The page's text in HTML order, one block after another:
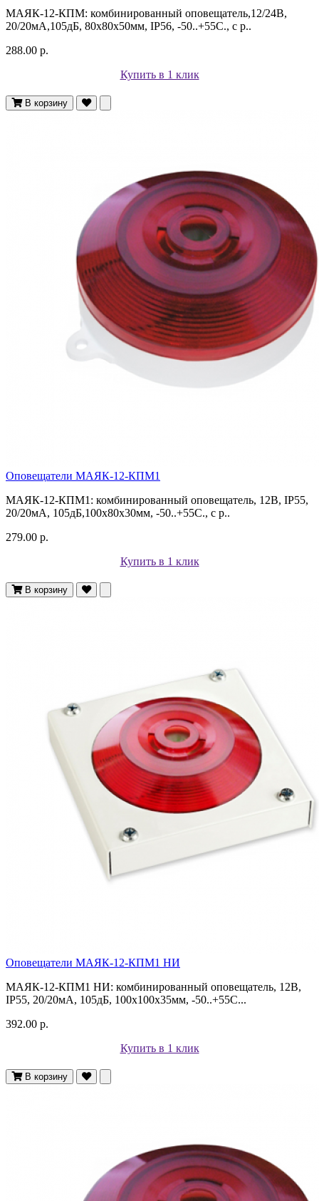
МАЯК-12-КПМ: комбинированный оповещатель,12/24В,
20/20мА,105дБ, 80х80х50мм, IP56, -50..+55С., с р..
288.00 р.
Купить в 1 клик
В корзину
Оповещатели МАЯК-12-КПМ1
МАЯК-12-КПМ1: комбинированный оповещатель, 12В, IP55,
20/20мА, 105дБ,100х80х30мм, -50..+55С., с р..
279.00 р.
Купить в 1 клик
В корзину
Оповещатели МАЯК-12-КПМ1 НИ
МАЯК-12-КПМ1 НИ: комбинированный оповещатель, 12В,
IP55, 20/20мА, 105дБ, 100х100х35мм, -50..+55С...
392.00 р.
Купить в 1 клик
В корзину